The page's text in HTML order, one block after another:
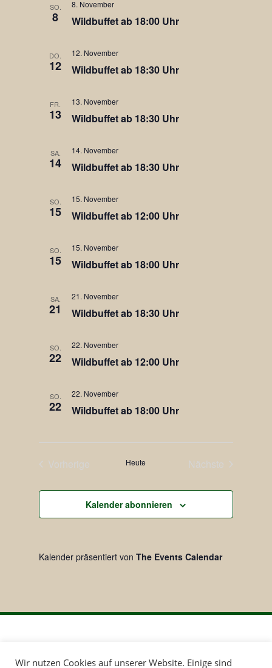
SO.
8 Wildbuffet ab 18:00 Uhr
8. November
DO.
12 Wildbuffet ab 18:30 Uhr
12. November
FR.
13 Wildbuffet ab 18:30 Uhr
13. November
SA.
14 Wildbuffet ab 18:30 Uhr
14. November
SO.
15 Wildbuffet ab 12:00 Uhr
15. November
SO.
15 Wildbuffet ab 18:00 Uhr
15. November
SA.
21 Wildbuffet ab 18:30 Uhr
21. November
SO.
22 Wildbuffet ab 12:00 Uhr
22. November
SO.
22 Wildbuffet ab 18:00 Uhr
22. November
Vorherige
Heute
Nächste
Kalender abonnieren
Kalender präsentiert vonThe Events Calendar
E-Mail:
Wir nutzen Cookies auf unserer Website. Einige sind